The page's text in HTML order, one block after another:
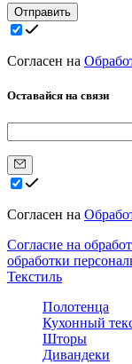
Отправить
Согласен на
Оставайся на связи
Согласен на
Согласие на
обработки
Текстиль
Полотенца
Кухонный
Шторы
Дивандеки